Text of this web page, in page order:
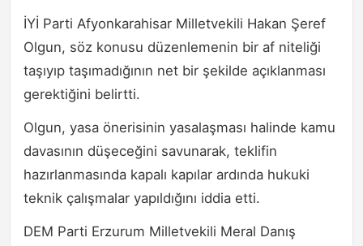
İYİ Parti Afyonkarahisar Milletvekili Hakan Şeref
Olgun, söz konusu düzenlemenin bir af niteliği
taşıyıp taşımadığının net bir şekilde açıklanması
gerektiğini belirtti.
Olgun, yasa önerisinin yasalaşması halinde kamu
davasının düşeceğini savunarak, teklifin
hazırlanmasında kapalı kapılar ardında hukuki
teknik çalışmalar yapıldığını iddia etti.
DEM Parti Erzurum Milletvekili Meral Danış